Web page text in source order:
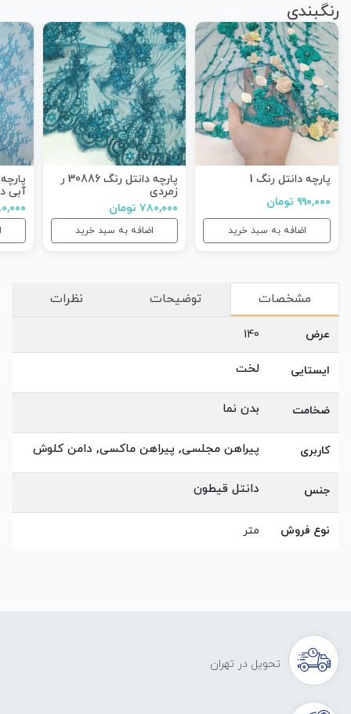
رنگبندی
پارچه دانتل رنگ 1
۹۹۰,۰۰۰ تومان
اضافه به سبد خرید
پارچه دانتل رنگ 30886 ر
زمردی
۷۸۰,۰۰۰ تومان
اضافه به سبد خرید
آبی
۹۸۰,۰۰۰
مشخصات توضیحات نظرات
عرض 140
ایستایی لخت
ضخامت بدن نما
کاربری پیراهن مجلسی, پیراهن ماکسی, دامن کلوش
جنس دانتل قیطون
نوع فروش متر
تحویل در تهران